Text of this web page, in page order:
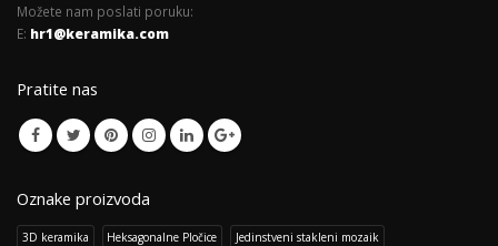
Možete nam poslati poruku:
E: hr1@keramika.com
Pratite nas
Oznake proizvoda
3D keramika Heksagonalne Pločice Jedinstveni stakleni mozaik